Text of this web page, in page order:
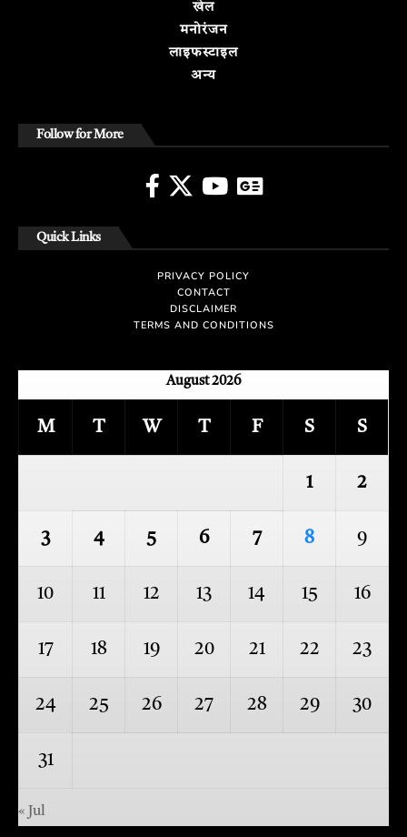
खेल
मनोरंजन
लाइफस्टाइल
अन्य
Follow for More
Quick Links
PRIVACY POLICY
CONTACT
DISCLAIMER
TERMS AND CONDITIONS
August 2026
M T W T F S S
1 2
3 4 5 6 7 8 9
10 11 12 13 14 15 16
17 18 19 20 21 22 23
24 25 26 27 28 29 30
31
« Jul